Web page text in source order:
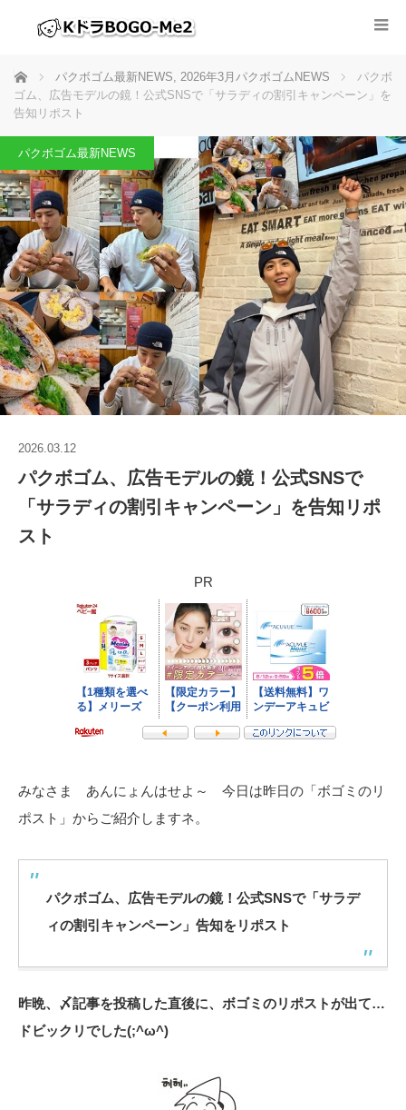
ホーム パクボゴム最新NEWS, 2026年3月パクボゴムNEWS
パクボ
ゴム、広告モデルの鏡！公式SNSで「サラディの割引キャンペーン」を
告知リポスト
パクボゴム最新NEWS
2026.03.12
パクボゴム、広告モデルの鏡！公式SNSで
「サラディの割引キャンペーン」を告知リポ
スト
PR
みなさま あんにょんはせよ～ 今日は昨日の「ボゴミのリ
ポスト」からご紹介しますネ。
パクボゴム、広告モデルの鏡！公式SNSで「サラデ
ィの割引キャンペーン」告知をリポスト
昨晩、〆記事を投稿した直後に、ボゴミのリポストが出て…
ドビックリでした(;^ω^)